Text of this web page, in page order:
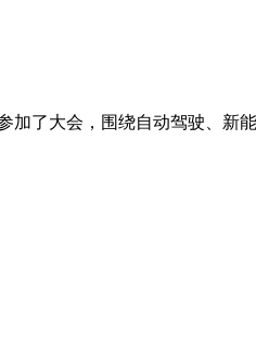
加了大会，围绕自动驾驶、新